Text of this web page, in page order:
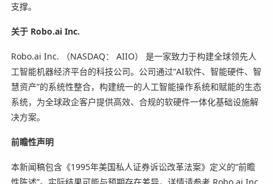
支撑。
关于 Robo.ai Inc.
Robo.ai Inc. （NASDAQ： AIIO） 是一家致力于构建全球领先人
工智能机器经济平台的科技公司。公司通过“AI软件、智能硬件、智
慧资产”的系统性整合，构建统一的人工智能操作系统和赋能的生态
系统，为全球政企客户提供高效、合规的软硬件一体化基础设施解
决方案。
前瞻性声明
本新闻稿包含《1995年美国私人证券诉讼改革法案》定义的“前瞻